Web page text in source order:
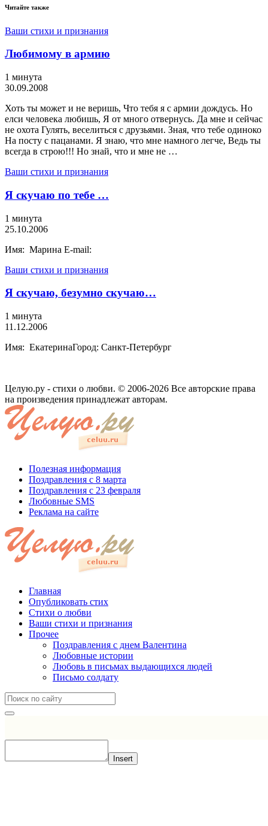
Читайте также
Ваши стихи и признания
Любимому в армию
1 минута
30.09.2008
Хоть ты может и не веришь, Что тебя я с армии дождусь. Но
елси человека любишь, Я от много отвернусь. Да мне и сейчас
не охота Гулять, веселиться с друзьями. Зная, что тебе одиноко
На посту с пацанами. Я знаю, что мне намного легче, Ведь ты
всегда в строю!!! Но знай, что и мне не …
Ваши стихи и признания
Я скучаю по тебе …
1 минута
25.10.2006
Имя: Марина E-mail:
Ваши стихи и признания
Я скучаю, безумно скучаю…
1 минута
11.12.2006
Имя: ЕкатеринаГород: Санкт-Петербург
Целую.ру - стихи о любви. © 2006-2026 Все авторские права
на произведения принадлежат авторам.
Полезная информация
Поздравления с 8 марта
Поздравления с 23 февраля
Любовные SMS
Реклама на сайте
Главная
Опубликовать стих
Стихи о любви
Ваши стихи и признания
Прочее
Поздравления с днем Валентина
Любовные истории
Любовь в письмах выдающихся людей
Письмо солдату
Insert